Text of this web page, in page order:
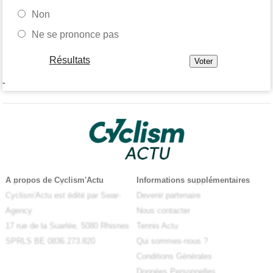
Non
Ne se prononce pas
Résultats
-
A propos de Cyclism'Actu
Cyclism'Actu est édité par Swar-
Agency
17 rue de la Suarlée, 5080 Rhisnes
SPRLS BE 0836.273.820
Informations supplémentaires
Devenir partenaire
Nous contacter
Tennis Actu
Qui sommes-nous ?
Conditions Générales